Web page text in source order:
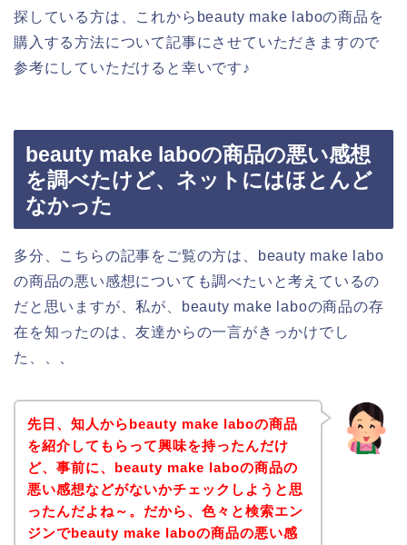
探している方は、これからbeauty make laboの商品を
購入する方法について記事にさせていただきますので
参考にしていただけると幸いです♪
beauty make laboの商品の悪い感想
を調べたけど、ネットにはほとんど
なかった
多分、こちらの記事をご覧の方は、beauty make labo
の商品の悪い感想についても調べたいと考えているの
だと思いますが、私が、beauty make laboの商品の存
在を知ったのは、友達からの一言がきっかけでし
た、、、
先日、知人からbeauty make laboの商品
を紹介してもらって興味を持ったんだけ
ど、事前に、beauty make laboの商品の
悪い感想などがないかチェックしようと思
ったんだよね～。だから、色々と検索エン
ジンでbeauty make laboの商品の悪い感